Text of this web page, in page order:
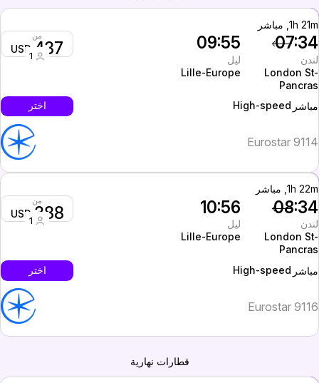
1h 21m, مباشر
07:34
لندن
London St-
Pancras
09:55
ليل
Lille-Europe
من
437
1
مباشر High-speed اختر
Eurostar 9114
1h 22m, مباشر
08:34
لندن
London St-
Pancras
10:56
ليل
Lille-Europe
من
388
1
مباشر High-speed اختر
Eurostar 9116
قطارات نهارية